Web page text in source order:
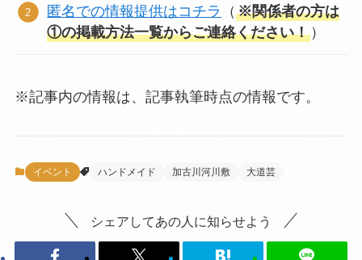
匿名での情報提供はコチラ （※関係者の方は
①の掲載方法一覧からご連絡ください！ ）
※記事内の情報は、記事執筆時点の情報です。
イベント ハンドメイド 加古川河川敷 大道芸
シェアしてあの人に知らせよう